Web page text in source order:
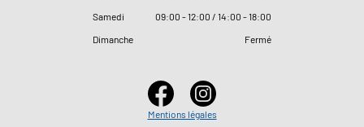
Samedi
09:00 - 12:00 / 14:00 - 18:00
Dimanche
Fermé
Mentions légales